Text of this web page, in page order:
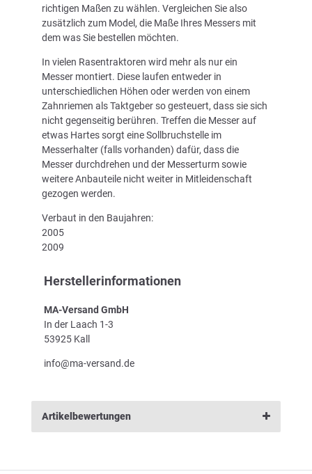
richtigen Maßen zu wählen. Vergleichen Sie also
zusätzlich zum Model, die Maße Ihres Messers mit
dem was Sie bestellen möchten.
In vielen Rasentraktoren wird mehr als nur ein
Messer montiert. Diese laufen entweder in
unterschiedlichen Höhen oder werden von einem
Zahnriemen als Taktgeber so gesteuert, dass sie sich
nicht gegenseitig berühren. Treffen die Messer auf
etwas Hartes sorgt eine Sollbruchstelle im
Messerhalter (falls vorhanden) dafür, dass die
Messer durchdrehen und der Messerturm sowie
weitere Anbauteile nicht weiter in Mitleidenschaft
gezogen werden.
Verbaut in den Baujahren:
2005
2009
Herstellerinformationen
MA-Versand GmbH
In der Laach 1-3
53925 Kall
info@ma-versand.de
Artikelbewertungen